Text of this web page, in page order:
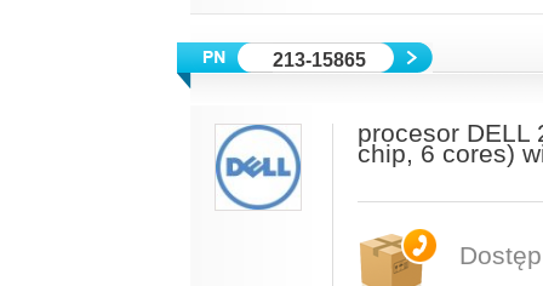
213-15865
procesor DELL
chip, 6 cores)